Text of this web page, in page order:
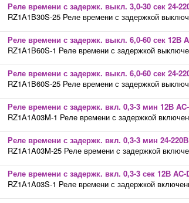
Реле времени с задержк. выкл. 3,0-30 сек 24-
RZ1A1B30S-25 Реле времени с задержкой
Реле времени с задержк. выкл. 6,0-60 сек 12В
RZ1A1B60S-1 Реле времени с задержкой
Реле времени с задержк. выкл. 6,0-60 сек 24-
RZ1A1B60S-25 Реле времени с задержкой
Реле времени с задержк. вкл. 0,3-3 мин 12В
RZ1A1A03M-1 Реле времени с задержкой
Реле времени с задержк. вкл. 0,3-3 мин 24-220В
RZ1A1A03M-25 Реле времени с задержкой
Реле времени с задержк. вкл. 0,3-3 сек 12В AC-
RZ1A1A03S-1 Реле времени с задержкой